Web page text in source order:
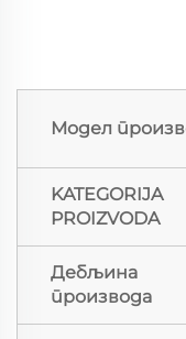
Модел
KATEGORIJA
PROIZVODA
Дебљина
производа